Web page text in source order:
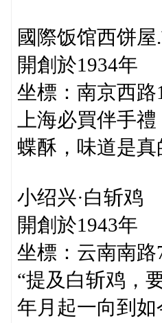
國際饭馆西饼
開創於1934年
坐標：南京西路
上海必買伴手
蝶酥，味道是真
小绍兴·白斩鸡
開創於1943年
坐標：云南南路
“提及白斩鸡，
年月起一向到